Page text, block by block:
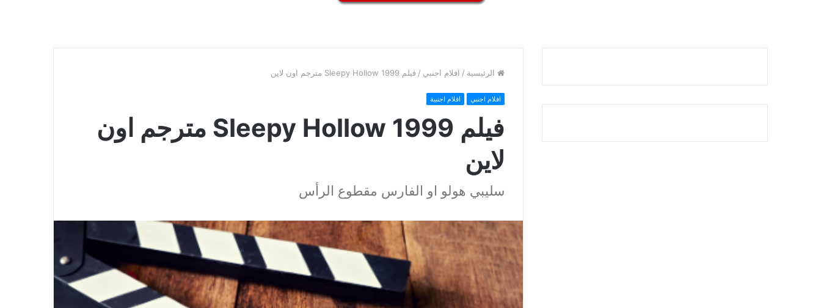
الرئيسية / افلام اجنبي / فيلم Sleepy Hollow 1999 مترجم اون لاين
افلام اجنبي افلام اجنبية
فيلم Sleepy Hollow 1999 مترجم اون
لاين
سليبي هولو او الفارس مقطوع الرأس